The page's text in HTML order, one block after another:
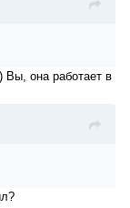
Вы, она работает в